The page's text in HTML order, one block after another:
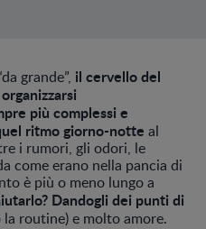
grande”, il cervello del
più complessi e
ritmo giorno-notte al
i rumori, gli odori, le
come erano nella pancia di
è più o meno lungo a
Dandogli dei punti di
routine) e molto amore.